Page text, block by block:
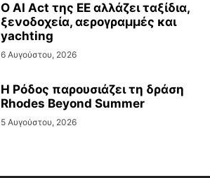
Ο AI Act της ΕΕ αλλάζει ταξίδια,
ξενοδοχεία, αερογραμμές και
yachting
6 Αυγούστου, 2026
Η Ρόδος παρουσιάζει τη δράση
Rhodes Beyond Summer
5 Αυγούστου, 2026